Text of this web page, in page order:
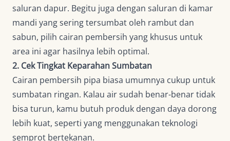
saluran dapur. Begitu juga dengan saluran di kamar
mandi yang sering tersumbat oleh rambut dan
sabun, pilih cairan pembersih yang khusus untuk
area ini agar hasilnya lebih optimal.
2. Cek Tingkat Keparahan Sumbatan
Cairan pembersih pipa biasa umumnya cukup untuk
sumbatan ringan. Kalau air sudah benar-benar tidak
bisa turun, kamu butuh produk dengan daya dorong
lebih kuat, seperti yang menggunakan teknologi
semprot bertekanan.